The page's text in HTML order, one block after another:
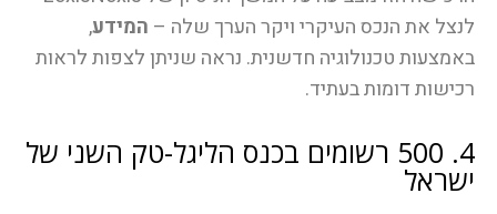
לנצל את הנכס העיקרי ויקר הערך שלה – המידע,
באמצעות טכנולוגיה חדשנית. נראה שניתן לצפות לראות
רכישות דומות בעתיד.
4. 500 רשומים בכנס הליגל-טק השני של
ישראל